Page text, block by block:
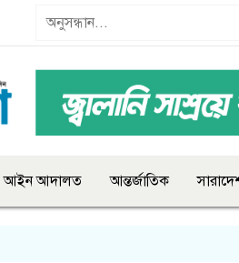
আইন আদালত আন্তর্জাতিক